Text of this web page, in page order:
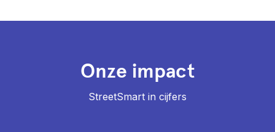
Onze impact
StreetSmart in cijfers